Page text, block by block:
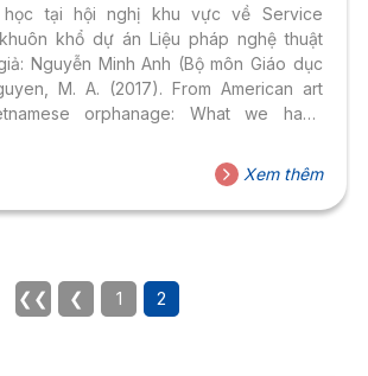
tại hội nghị khu vực về Service
khổ dự án Liệu pháp nghệ thuật
Nguyễn Minh Anh (Bộ môn Giáo dục
M. A. (2017). From American art
orphanage: What we have
at: International Symposium on
and Leadership Education, organized
of Phnom Penh and Hong Kong
Xem thêm
❮❮ ❮ 1 2